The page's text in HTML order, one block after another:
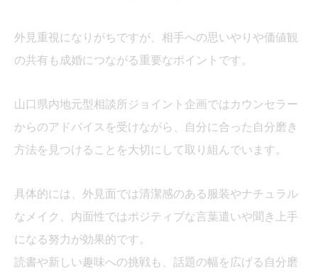
外見重視になりがちですが、相手への思いやりや価値観
の共有も成婚につながる重要なポイントです。
山口県内地元型相談所ジョイント企画ではカウンセラー
からのアドバイスを受けながら、自分に合った自分磨き
方法を見つけることを大切にして取り組んでいます。
具体的には、外見面では清潔感のある服装やナチュラル
なメイク、内面性ではポジティブな言葉遣いや聞き上手
になる努力が効果的です。
読書や新しい趣味への挑戦も、話題の幅を広げる自分磨